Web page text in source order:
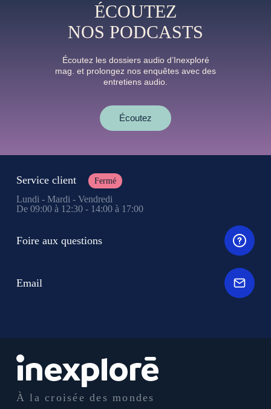
ÉCOUTEZ
NOS PODCASTS
Écoutez les dossiers audio d’Inexploré
mag. et prolongez nos enquêtes avec des
entretiens audio.
Écoutez
À la croisée des mondes
Service client Fermé
Lundi - Mardi - Vendredi
De 09:00 à 12:30 - 14:00 à 17:00
Foire aux questions
Email